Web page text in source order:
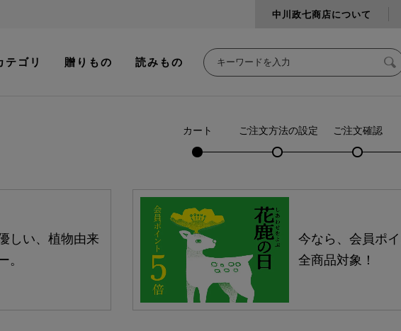
中川政七商店について
テゴリ 贈りもの 読みもの
カート ご注文方法の設定 ご注文確認
しい、植物由来
。
今なら、会員ポイ
全商品対象！